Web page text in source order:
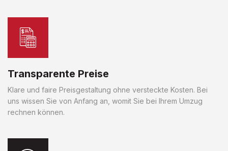
Transparente Preise
Klare und faire Preisgestaltung ohne versteckte Kosten. Bei
uns wissen Sie von Anfang an, womit Sie bei Ihrem Umzug
rechnen können.